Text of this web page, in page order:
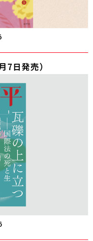
日発売）